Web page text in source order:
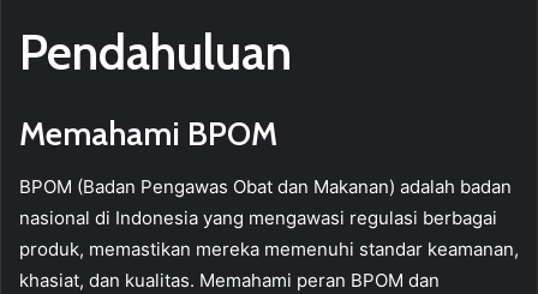
Pendahuluan
Memahami BPOM
BPOM (Badan Pengawas Obat dan Makanan) adalah badan
nasional di Indonesia yang mengawasi regulasi berbagai
produk, memastikan mereka memenuhi standar keamanan,
khasiat, dan kualitas. Memahami peran BPOM dan